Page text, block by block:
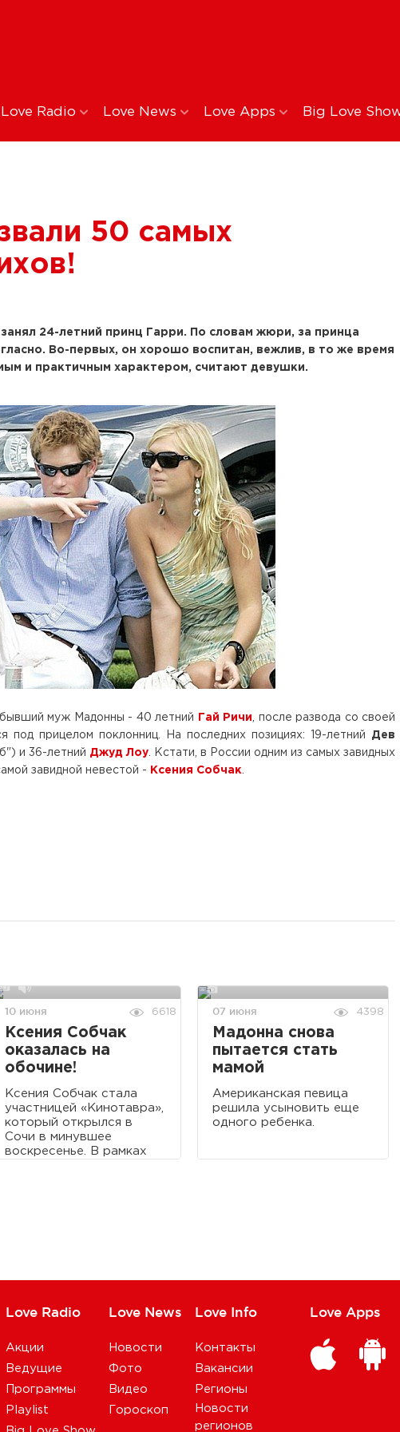
Love Radio Love News Love Apps Big Love
50 самых
24-летний принц Гарри. По словам жюри, за принца
Во-первых, он хорошо воспитан, вежлив, в то же время
и практичным характером, считают девушки.
бывший муж Мадонны - 40 летний Гай Ричи , после развода со своей
под прицелом поклонниц. На последних позициях: 19-летний Дев
и 36-летний Джуд Лоу . Кстати, в России одним из самых завидных
завидной невестой - Ксения Собчак
10 июня 6618
Ксения Собчак
оказалась на
обочине!
Ксения Собчак стала
участницей «Кинотавра»,
который открылся в
Сочи в минувшее
воскресенье. В рамках
07 июня 4398
Мадонна снова
пытается стать
мамой
Американская певица
решила усыновить еще
одного ребенка.
Love Radio
Акции
Ведущие
Программы
Playlist
Love News
Новости
Фото
Видео
Гороскоп
Love Info
Контакты
Вакансии
Регионы
Новости
регионов
Love Apps